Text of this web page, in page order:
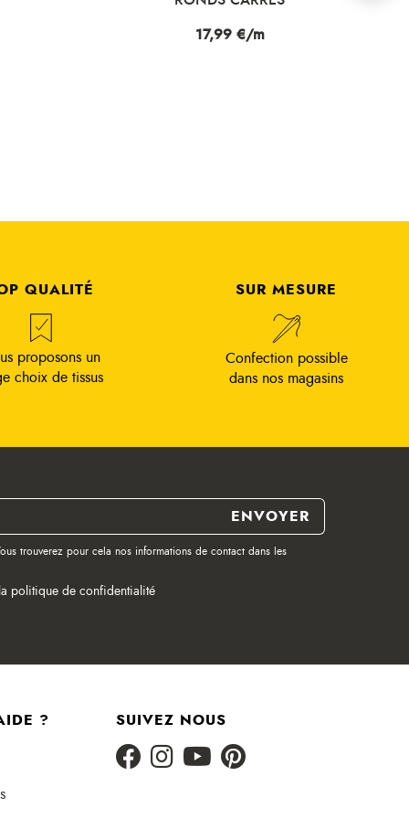
Prix
21,99 €/m
QUALITÉ
proposons un
choix de tissus
SUR MESURE
Confection possible
dans nos magasins
trouverez pour cela nos informations de contact dans les
politique de confidentialité
? SUIVEZ NOUS